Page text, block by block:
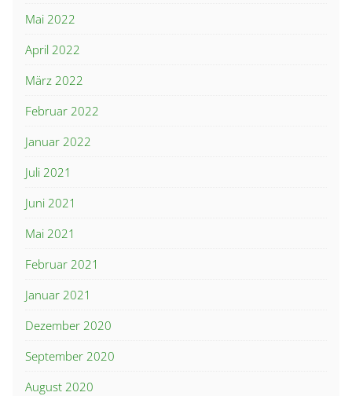
Mai 2022
April 2022
März 2022
Februar 2022
Januar 2022
Juli 2021
Juni 2021
Mai 2021
Februar 2021
Januar 2021
Dezember 2020
September 2020
August 2020